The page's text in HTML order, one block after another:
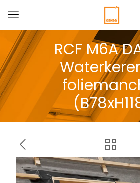
RCF M6A